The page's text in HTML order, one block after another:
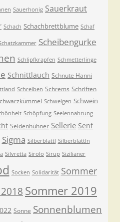
Sauerhonig Sauerkraut
Schach Schachbrettblume Schaf
Scheibengurke
Schlipfkrapfen Schmetterlinge
Schnittlauch Schnute Hanni
Schreiben Schrems Schriften
Schweigen Schwein
Schöpfung Seelennahrung
Seidenhühner Sellerie Senf
Sigma Silberblattl Silberblattln
Silvretta Sirolo Sirup Sizilianer
Socken Solidarität Sommer
Sommer 2019
Sonne Sonnenblumen